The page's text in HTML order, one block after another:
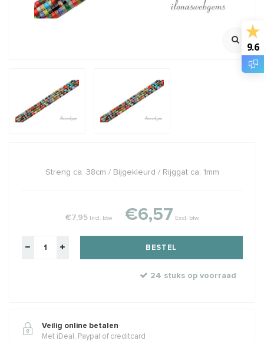
€5,74 Excl. btw €5,74 Excl. btw
Streng ca. 38cm / Bijgekleurd / Rijggat ca. 1mm
€7,95 Incl. btw €6,57 Excl. btw
BESTEL
24 stuks op voorraad
Veilig online betalen
Met iDeal, Paypal of creditcard
9.6